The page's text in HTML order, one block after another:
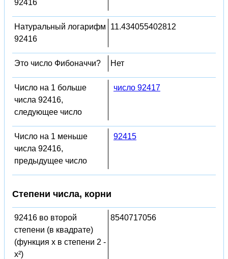
92416
Натуральный логарифм
92416
11.434055402812
Это число Фибоначчи? Нет
Число на 1 больше
числа 92416,
следующее число
число 92417
Число на 1 меньше
числа 92416,
предыдущее число
92415
Степени числа, корни
92416 во второй
степени (в квадрате)
(функция x в степени 2 -
x²)
8540717056